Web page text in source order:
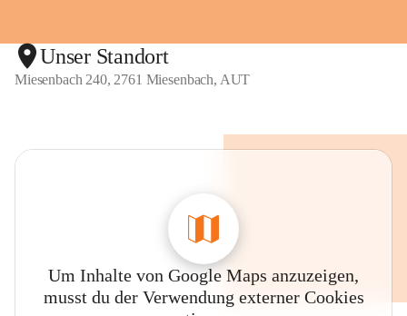
Unser Standort
Miesenbach 240, 2761 Miesenbach, AUT
Um Inhalte von Google Maps anzuzeigen,
musst du der Verwendung externer Cookies